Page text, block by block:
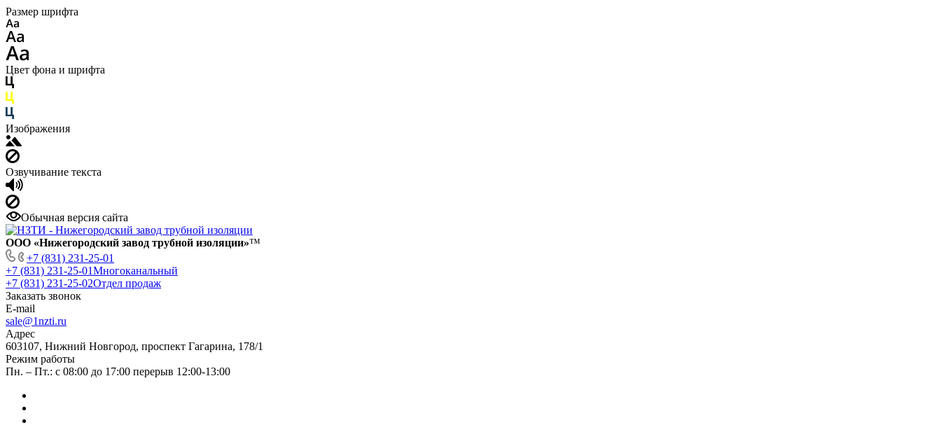
Размер шрифта
Цвет фона и шрифта
Изображения
Озвучивание текста
Обычная версия сайта
ООО «Нижегородский завод трубной изоляции»™
+7 (831) 231-25-01
+7 (831) 231-25-01Многоканальный
+7 (831) 231-25-02Отдел продаж
Заказать звонок
E-mail
sale@1nzti.ru
Адрес
603107, Нижний Новгород, проспект Гагарина, 178/1
Режим работы
Пн. – Пт.: с 08:00 до 17:00 перерыв 12:00-13:00